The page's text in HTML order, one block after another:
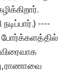
----
போர்க்களத்தில்
​​ராணாவை